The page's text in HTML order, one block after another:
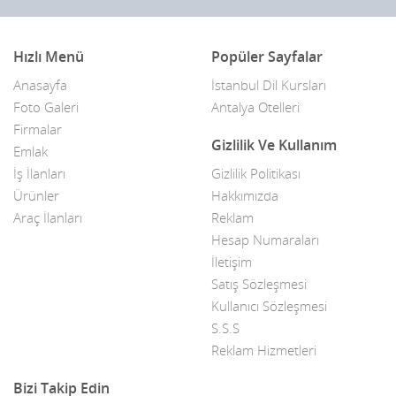
Hakkari
Hatay
içel
Iğdır
Isparta
Karaman
Anahtar Kilit Çilingir
Anne Ve Çocuk Sağlığı
Antika / Koleksiyon
Antika & 2.El Eşya Firmaları
Antikacılar
Ar-Ge Şirketleri
Asansör Montaj Bakım
Hızlı Menü
Anasayfa
Foto Galeri
Firmalar
Emlak
İş İlanları
Ürünler
Araç İlanları
Popüler Sayfalar
İstanbul Dil Kursları
Antalya Otelleri
Gizlilik Ve Kullanım
Gizlilik Politikası
Hakkımızda
Reklam
Hesap Numaraları
İletişim
Satış Sözleşmesi
Kullanıcı Sözleşmesi
S.S.S
Reklam Hizmetleri
Bizi Takip Edin